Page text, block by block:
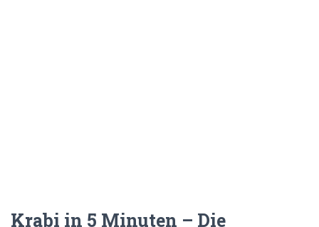
Krabi in 5 Minuten – Die